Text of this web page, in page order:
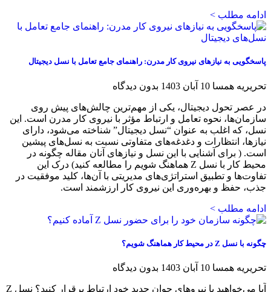
ادامه مطلب >
پاسخگویی به نیازهای نیروی کار مدرن: راهنمای جامع تعامل با نسل‌ دیجیتال
تحریریه همسا 10 آبان 1403 بدون دیدگاه
در عصر تحول دیجیتال، یکی از مهم‌ترین چالش‌های پیش روی
سازمان‌ها، نحوه تعامل و ارتباط مؤثر با نیروی کار مدرن است. این
نسل، که اغلب به عنوان “نسل‌ دیجیتال” شناخته می‌شود، دارای
نیازها، انتظارات و دغدغه‌های متفاوتی نسبت به نسل‌های پیشین
است. ( برای آشنایی با این نسل و نیازهای آنان مقاله چگونه در
محیط کار با نسل Z هماهنگ شویم را مطالعه کنید) درک این
تفاوت‌ها و تطبیق استراتژی‌های مدیریتی با آن‌ها، کلید موفقیت در
جذب، حفظ و بهره‌وری این نیروی کار ارزشمند است.
ادامه مطلب >
چگونه با نسل Z در محیط کار هماهنگ شویم؟
تحریریه همسا 10 آبان 1403 بدون دیدگاه
آیا می‌خواهید با نیروهای جوان جدید خود ارتباط برقرار کنید؟ نسل Z